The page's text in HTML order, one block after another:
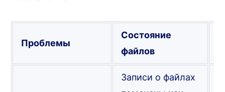
Проблемы
Состояние
файлов
Записи о файлах